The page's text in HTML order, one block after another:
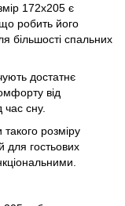
172х205 є
робить його
більшості спальних
достатнє
від
час сну.
такого розміру
для гостьових